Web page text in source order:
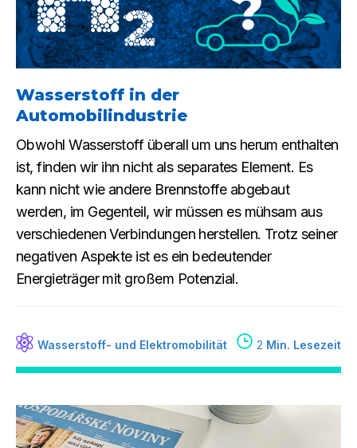
Wasserstoff in der
Automobilindustrie
Obwohl Wasserstoff überall um uns herum enthalten
ist, finden wir ihn nicht als separates Element. Es
kann nicht wie andere Brennstoffe abgebaut
werden, im Gegenteil, wir müssen es mühsam aus
verschiedenen Verbindungen herstellen. Trotz seiner
negativen Aspekte ist es ein bedeutender
Energieträger mit großem Potenzial.
Wasserstoff- und Elektromobilität 2 Min. Lesezeit